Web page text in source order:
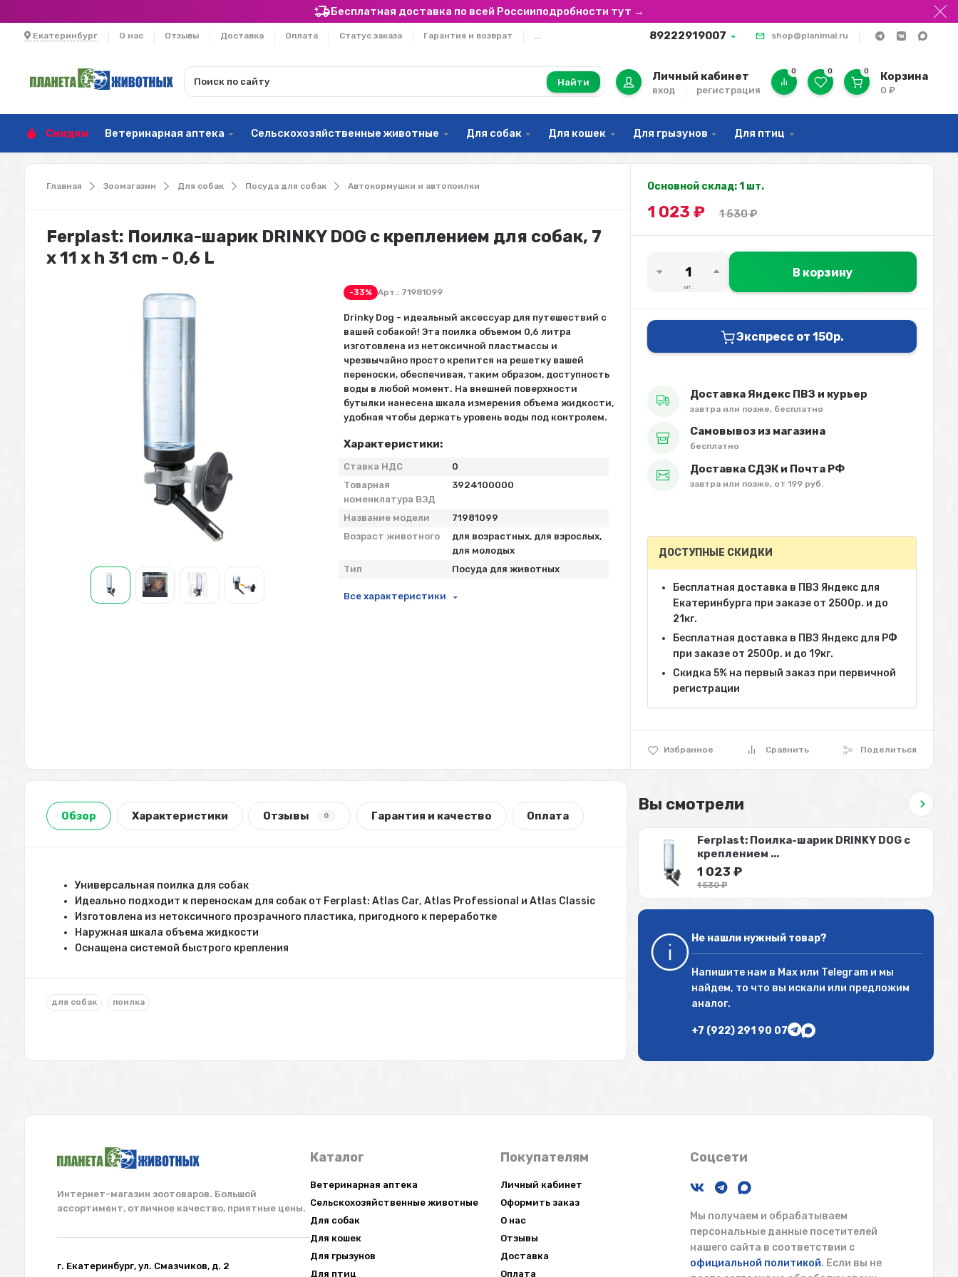
Бесплатная доставка по всей Россииподробности тут →
Екатеринбург О нас Отзывы Доставка Оплата Статус заказа Гарантия и возврат ... 89222919007 shop@planimal.ru
Найти Личный кабинет
вход регистрация
0 0 0 Корзина
0₽
Скидки Ветеринарная аптека Сельскохозяйственные животные Для собак Для кошек Для грызунов Для птиц
Главная Зоомагазин Для собак Посуда для собак Автокормушки и автопоилки
Ferplast: Поилка-шарик DRINKY DOG с креплением для собак, 7
x 11 x h 31 cm - 0,6 L
-33% Арт.: 71981099
Drinky Dog - идеальный аксессуар для путешествий с
вашей собакой! Эта поилка объемом 0,6 литра
изготовлена из нетоксичной пластмассы и
чрезвычайно просто крепится на решетку вашей
переноски, обеспечивая, таким образом, доступность
воды в любой момент. На внешней поверхности
бутылки нанесена шкала измерения объема жидкости,
удобная чтобы держать уровень воды под контролем.
Характеристики:
Ставка НДС
0
Товарная
номенклатура ВЭД
3924100000
Название модели
71981099
Возраст животного
для возрастных, для взрослых,
для молодых
Тип
Посуда для животных
Все характеристики
Основной склад: 1 шт.
1 023 ₽ 1 530₽
шт.
В корзину
Экспресс от 150р.
Доставка Яндекс ПВЗ и курьер
завтра или позже, бесплатно
Самовывоз из магазина
бесплатно
Доставка СДЭК и Почта РФ
завтра или позже, от 199 руб.
Избранное Сравнить Поделиться
ДОСТУПНЫЕ СКИДКИ
Бесплатная доставка в ПВЗ Яндекс для
Екатеринбурга при заказе от 2500р. и до
21кг.
Бесплатная доставка в ПВЗ Яндекс для РФ
при заказе от 2500р. и до 19кг.
Скидка 5% на первый заказ при первичной
регистрации
Обзор Характеристики Отзывы 0 Гарантия и качество Оплата
Универсальная поилка для собак
Идеально подходит к переноскам для собак от Ferplast: Atlas Car, Atlas Professional и Atlas Classic
Изготовлена из нетоксичного прозрачного пластика, пригодного к переработке
Наружная шкала объема жидкости
Оснащена системой быстрого крепления
для собак поилка
Вы смотрели
Ferplast: Поилка-шарик DRINKY DOG с
креплением ...
1 023₽
1 530₽
Не нашли нужный товар?
Напишите нам в Maxили Telegramи мы
найдем, то что вы искали или предложим
аналог.
+7 (922) 291 90 07
Интернет-магазин зоотоваров. Большой
ассортимент, отличное качество, приятные цены.
г. Екатеринбург, ул. Смазчиков, д. 2
Каталог
Ветеринарная аптека
Сельскохозяйственные животные
Для собак
Для кошек
Для грызунов
Для птиц
Покупателям
Личный кабинет
Оформить заказ
О нас
Отзывы
Доставка
Оплата
Соцсети
Мы получаем и обрабатываем
персональные данные посетителей
нашего сайта в соответствии с
официальной политикой. Если вы не